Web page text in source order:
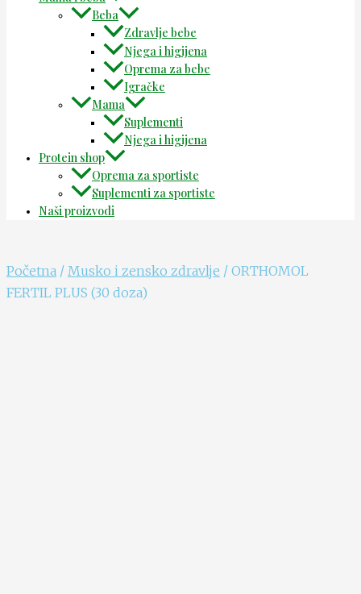
Beba
Zdravlje bebe
Njega i higijena
Oprema za bebe
Igračke
Mama
Suplementi
Njega i higijena
Protein shop
Oprema za sportiste
Suplementi za sportiste
Naši proizvodi
Početna / Musko i zensko zdravlje / ORTHOMOL
FERTIL PLUS (30 doza)